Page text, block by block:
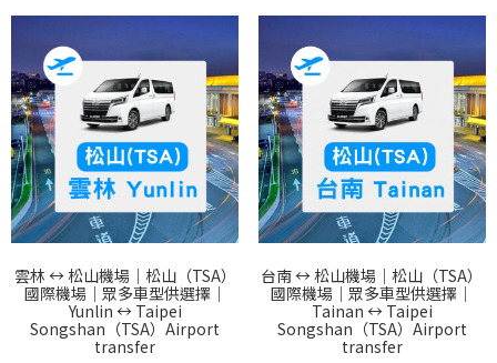
雲林 ↔︎ 松山機場｜松山（TSA）
國際機場｜眾多車型供選擇｜
Yunlin ↔︎ Taipei
Songshan（TSA）Airport
transfer
台南 ↔︎ 松山機場｜松山（TSA）
國際機場｜眾多車型供選擇｜
Tainan ↔︎ Taipei
Songshan（TSA）Airport
transfer